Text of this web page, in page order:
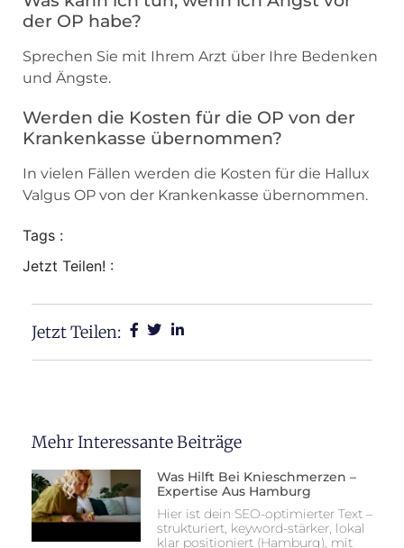
der OP habe?
Sprechen Sie mit Ihrem Arzt über Ihre Bedenken
und Ängste.
Werden die Kosten für die OP von der
Krankenkasse übernommen?
In vielen Fällen werden die Kosten für die Hallux
Valgus OP von der Krankenkasse übernommen.
Tags :
Jetzt Teilen! :
Jetzt Teilen:
Mehr Interessante Beiträge
Was Hilft Bei Knieschmerzen –
Expertise Aus Hamburg
Hier ist dein SEO-optimierter Text –
strukturiert, keyword-stärker, lokal
klar positioniert (Hamburg), mit